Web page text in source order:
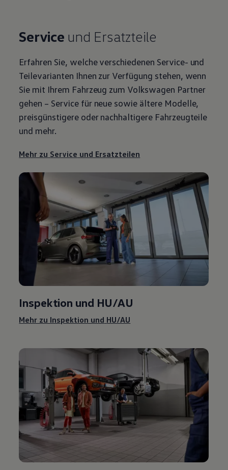
Service und Ersatzteile
Erfahren Sie, welche verschiedenen Service- und
Teilevarianten Ihnen zur Verfügung stehen, wenn
Sie mit Ihrem Fahrzeug zum Volkswagen Partner
gehen – Servicefür neue sowie ältere Modelle,
preisgünstigere oder nachhaltigere Fahrzeugteile
und mehr.
Mehr zu Service und Ersatzteilen
Inspektion und HU/AU
Mehr zu Inspektion und HU/AU